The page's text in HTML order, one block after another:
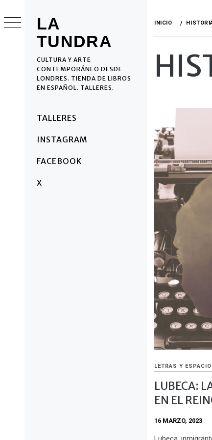
LA
TUNDRA
CULTURA Y ARTE
CONTEMPORÁNEO DESDE
LONDRES. TIENDA DE LIBROS
EN ESPAÑOL. TALLERES.
principal
TALLERES
INSTAGRAM
FACEBOOK
X
al
contenido
INICIO
LETRAS Y
LUBECA:
EN EL
16 MARZO, 2023